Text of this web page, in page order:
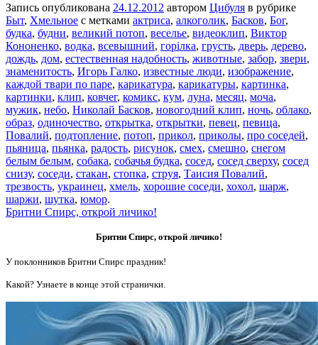
Запись опубликована 24.12.2012 автором Цибуля в рубрике
Быт, Хмельное с метками актриса, алкоголик, Басков, Бог,
будка, будни, великий потоп, веселье, видеоклип, Виктор
Кононенко, водка, всевышний, горілка, грусть, дверь, дерево,
дождь, дом, естественная надобность, животные, забор, звери,
знаменитость, Игорь Галко, известные люди, изображение,
каждой твари по паре, карикатура, карикатуры, картинка,
картинки, клип, ковчег, комикс, кум, луна, месяц, моча,
мужик, небо, Николай Басков, новогодний клип, ночь, облако,
образ, одиночество, открытка, открытки, певец, певица,
Повалий, подтопление, потоп, прикол, приколы, про соседей,
пьяница, пьянка, радость, рисунок, смех, смешно, снегом
белым белым, собака, собачья будка, сосед, сосед сверху, сосед
снизу, соседи, стакан, стопка, струя, Таисия Повалий,
трезвость, украинец, хмель, хорошие соседи, хохол, шарж,
шаржи, шутка, юмор.
Бритни Спирс, открой личико!
Бритни Спирс, открой личико!
У поклонников Бритни Спирс праздник!
Какой? Узнаете в конце этой странички.